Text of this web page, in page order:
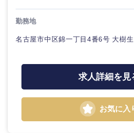
経営企
企画
経営ボー
管
画
事業企画・
事業管理
経営企画・事業企画
経営ボード
自動車・機械・船舶
電気・電子・半導体
40代
勤務地
名古屋市中区錦一丁目4番6号 大樹
求人詳細を見
お気に入